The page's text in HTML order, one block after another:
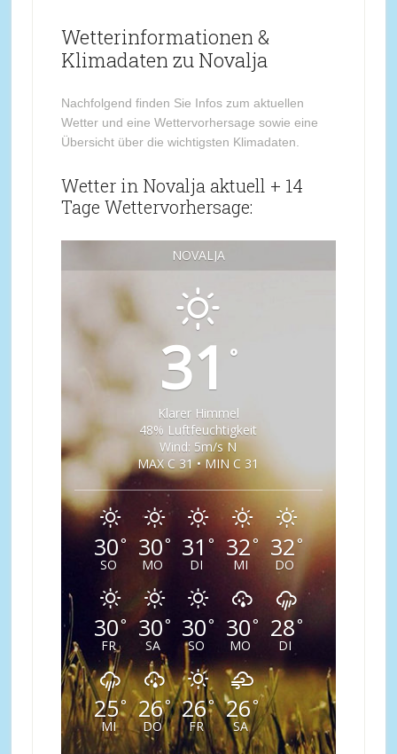
Wetterinformationen &
Klimadaten zu Novalja
Nachfolgend finden Sie Infos zum aktuellen
Wetter und eine Wettervorhersage sowie eine
Übersicht über die wichtigsten Klimadaten.
Wetter in Novalja aktuell + 14
Tage Wettervorhersage:
NOVALJA
31 °
Klarer Himmel
48% Luftfeuchtigkeit
Wind: 5m/s N
MAX C 31 • MIN C 31
30°
SO
30°
MO
31°
DI
32°
MI
32°
DO
30°
FR
30°
SA
30°
SO
30°
MO
28°
DI
25°
MI
26°
DO
26°
FR
26°
SA